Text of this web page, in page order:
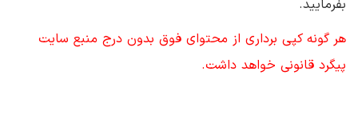
بفرمایید.
هر گونه کپی برداری از محتوای فوق بدون درج منبع سایت
پیگرد قانونی خواهد داشت.